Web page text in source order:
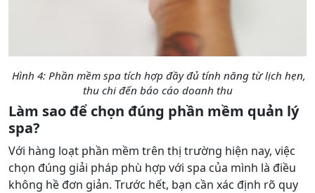
Hình 4: Phần mềm spa tích hợp đầy đủ tính năng từ lịch hẹn,
thu chi đến báo cáo doanh thu
Làm sao để chọn đúng phần mềm quản lý
spa?
Với hàng loạt phần mềm trên thị trường hiện nay, việc
chọn đúng giải pháp phù hợp với spa của mình là điều
không hề đơn giản. Trước hết, bạn cần xác định rõ quy